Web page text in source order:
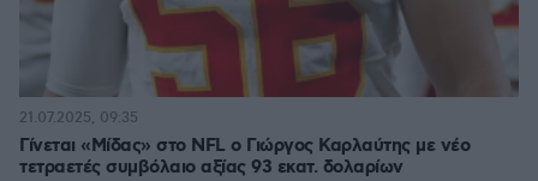
Γίνεται «Μίδας» στο NFL ο Γιώργος Καρλαύτης με νέο
τετραετές συμβόλαιο αξίας 93 εκατ. δολαρίων
21.07.2025, 09:35